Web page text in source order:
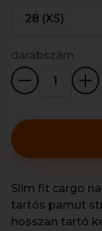
28 (XS)
darabszám
Slim fit cargo
tartós pamut
hosszan tartó